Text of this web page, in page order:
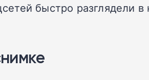
быстро разглядели